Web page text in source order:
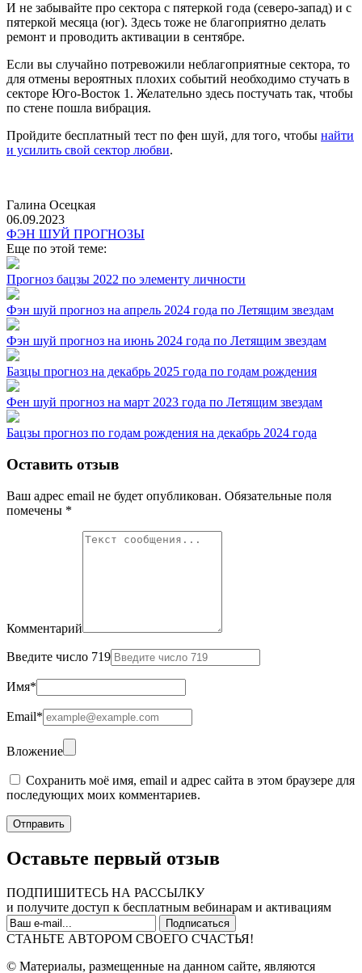
И не забывайте про сектора с пятеркой года (северо-запад) и с
пятеркой месяца (юг). Здесь тоже не благоприятно делать
ремонт и проводить активации в сентябре.
Если вы случайно потревожили неблагоприятные сектора, то
для отмены вероятных плохих событий необходимо стучать в
секторе Юго-Восток 1. Желательно здесь постучать так, чтобы
по стене пошла вибрация.
Пройдите бесплатный тест по фен шуй, для того, чтобы найти
и усилить свой сектор любви.
Галина Осецкая
06.09.2023
ФЭН ШУЙ ПРОГНОЗЫ
Еще по этой теме:
Прогноз бацзы 2022 по элементу личности
Фэн шуй прогноз на апрель 2024 года по Летящим звездам
Фэн шуй прогноз на июнь 2024 года по Летящим звездам
Базцы прогноз на декабрь 2025 года по годам рождения
Фен шуй прогноз на март 2023 года по Летящим звездам
Бацзы прогноз по годам рождения на декабрь 2024 года
Оставить отзыв
Ваш адрес email не будет опубликован. Обязательные поля
помечены *
Комментарий
Введите число 719
Имя*
Email*
Вложение
Сохранить моё имя, email и адрес сайта в этом браузере для
последующих моих комментариев.
Оставьте первый отзыв
ПОДПИШИТЕСЬ НА РАССЫЛКУ
и получите доступ к бесплатным вебинарам и активациям
СТАНЬТЕ АВТОРОМ СВОЕГО СЧАСТЬЯ!
© Материалы, размещенные на данном сайте, являются